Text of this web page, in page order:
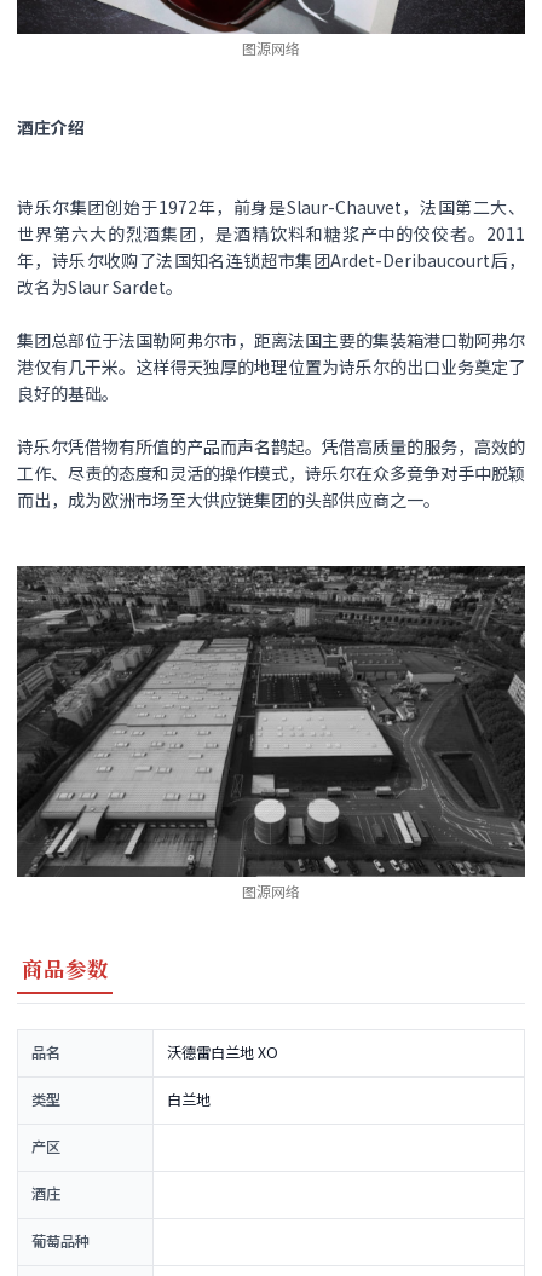
图源网络
酒庄介绍
诗乐尔集团创始于1972年，前身是Slaur-Chauvet，法国第二大、
世界第六大的烈酒集团，是酒精饮料和糖浆产中的佼佼者。2011
年，诗乐尔收购了法国知名连锁超市集团Ardet-Deribaucourt后，
改名为Slaur Sardet。
集团总部位于法国勒阿弗尔市，距离法国主要的集装箱港口勒阿弗尔
港仅有几干米。这样得天独厚的地理位置为诗乐尔的出口业务奠定了
良好的基础。
诗乐尔凭借物有所值的产品而声名鹊起。凭借高质量的服务，高效的
工作、尽责的态度和灵活的操作模式，诗乐尔在众多竞争对手中脱颖
而出，成为欧洲市场至大供应链集团的头部供应商之一。
图源网络
商品参数
品名 沃德雷白兰地 XO
类型 白兰地
产区
酒庄
葡萄品种